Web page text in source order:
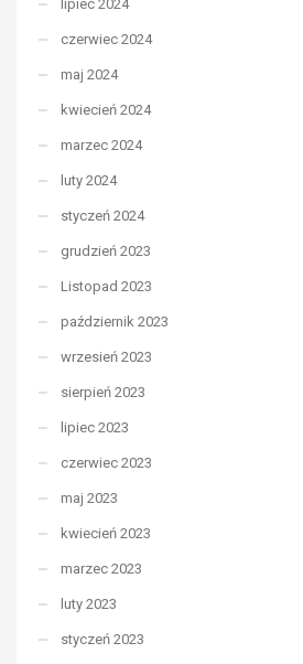
lipiec 2024
czerwiec 2024
maj 2024
kwiecień 2024
marzec 2024
luty 2024
styczeń 2024
grudzień 2023
Listopad 2023
październik 2023
wrzesień 2023
sierpień 2023
lipiec 2023
czerwiec 2023
maj 2023
kwiecień 2023
marzec 2023
luty 2023
styczeń 2023